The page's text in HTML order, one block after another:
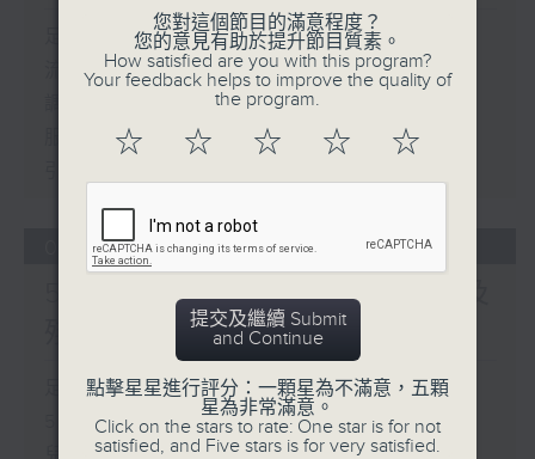
足本 Full (HKT 17:00 - 18:00)
流動圖書館使用人數參差 申訴專員主動
調查康文署三項圖書館服務
服務業總工會公布《預防工作時中暑指
06/08/2026
5歲男童被虐致死 母親誤殺及
殘酷對待兒童罪成判囚22年
足本 Full (HKT 17:00 - 18:00)
5歲男童被虐致死 母親誤殺及殘酷對待
您對這個節目的滿意程度？
您的意見有助於提升節目質素。
How satisfied are you with this program?
Your feedback helps to improve the quality of
the program.
☆ ☆ ☆ ☆ ☆
提交及繼續 Submit
and Continue
點擊星星進行評分：一顆星為不滿意，五顆
星為非常滿意。
Click on the stars to rate: One star is for not
satisfied, and Five stars is for very satisfied.